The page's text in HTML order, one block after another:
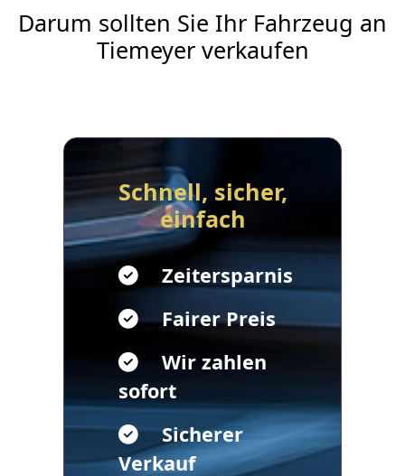
Darum sollten Sie Ihr Fahrzeug an
Tiemeyer verkaufen
Schnell, sicher,
einfach
Zeitersparnis
Fairer Preis
Wir zahlen
sofort
Sicherer
Verkauf